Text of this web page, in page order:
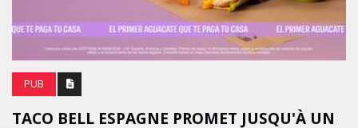
PUB
TACO BELL ESPAGNE PROMET JUSQU'À UN